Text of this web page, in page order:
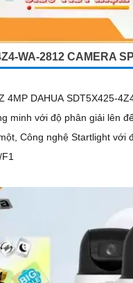
WA-2812 CAMERA
4MP DAHUA SDT5X425-
minh với độ phân giải lên
Công nghệ Startlight với